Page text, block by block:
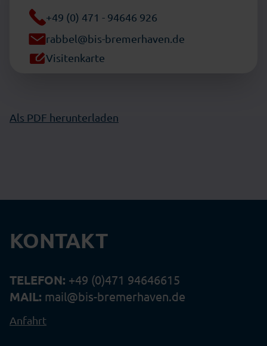
+49 (0) 471 - 94646 926
rabbel@bis-bremerhaven.de
Visitenkarte
Als PDF herunterladen
KONTAKT
TELEFON: +49 (0)471 94646615
MAIL: mail@bis-bremerhaven.de
Anfahrt